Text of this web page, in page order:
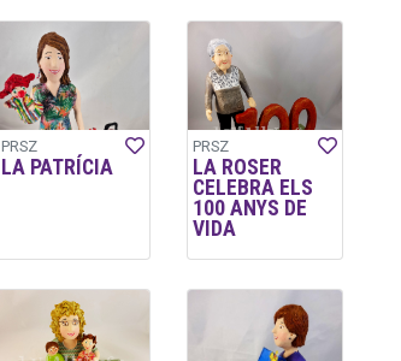
PRSZ
LA PATRÍCIA
PRSZ
LA ROSER
CELEBRA ELS
100 ANYS DE
VIDA